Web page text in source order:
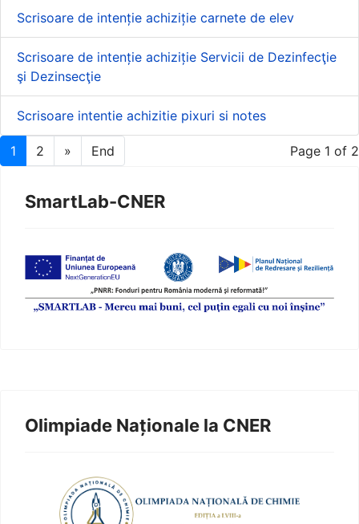
Scrisoare de intenție achiziție carnete de elev
Scrisoare de intenție achiziție Servicii de Dezinfecţie
şi Dezinsecţie
Scrisoare intentie achizitie pixuri si notes
1 2 » End Page 1 of 2
SmartLab-CNER
Olimpiade Naționale la CNER